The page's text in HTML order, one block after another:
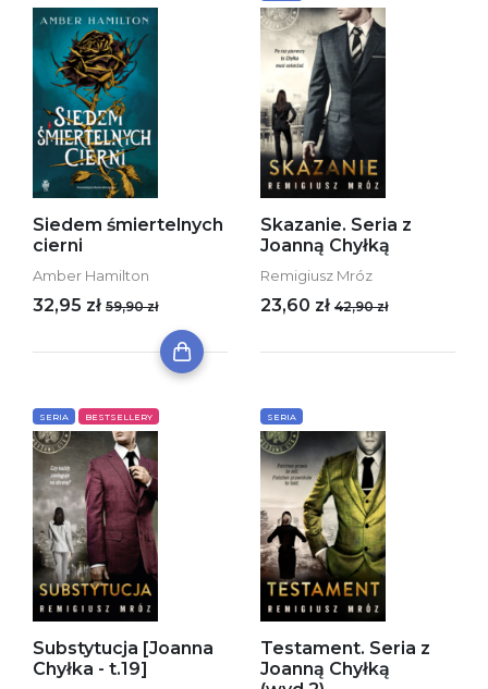
Siedem śmiertelnych
cierni
Amber Hamilton
32,95 zł 59,90 zł
Skazanie. Seria z
Joanną Chyłką
Remigiusz Mróz
23,60 zł 42,90 zł
SERIA BESTSELLERY
Substytucja [Joanna
Chyłka - t.19]
SERIA
Testament. Seria z
Joanną Chyłką